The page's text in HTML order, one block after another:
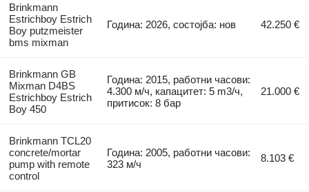
Brinkmann
Estrichboy Estrich
Boy putzmeister
bms mixman
Година: 2026, состојба: нов 42.250 €
Brinkmann GB
Mixman D4BS
Estrichboy Estrich
Boy 450
Година: 2015, работни часови:
4.300 м/ч, капацитет: 5 m3/ч,
притисок: 8 бар
21.000 €
Brinkmann TCL20
concrete/mortar
pump with remote
control
Година: 2005, работни часови:
323 м/ч
8.103 €